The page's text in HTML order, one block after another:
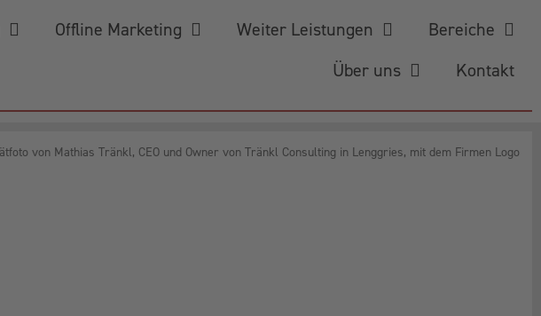
Offline Marketing Weiter Leistungen
Bereiche
Über uns
Kontakt